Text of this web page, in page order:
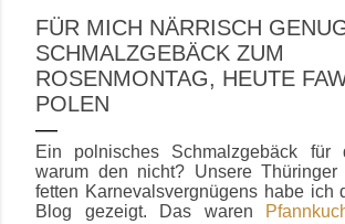
FÜR MICH NÄRRISCH
SCHMALZGEBÄCK ZUM
ROSENMONTAG, HEUTE
POLEN
Ein polnisches Schmalzgebäck für
warum den nicht? Unsere Thüringer
fetten Karnevalsvergnügens habe ich
Blog gezeigt. Das waren